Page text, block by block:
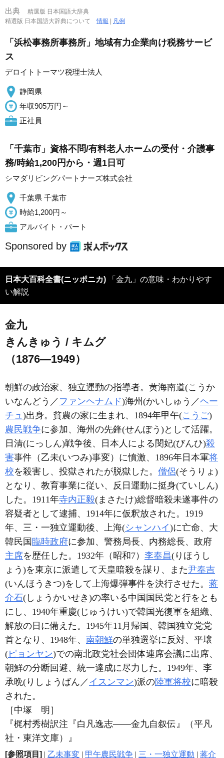
出典
精選版 日本国語大辞典
精選版 日本国語大辞典について情報 凡例
「浜松事務所事務所」地域有力企業向け税務サービ
ス
デロイトトーマツ税理士法人
静岡県
年収905万円～
正社員
「千葉市」資格不問/有料老人ホームの受付・介護事
務/時給1,200円から・週1日可
シマダリビングパートナーズ株式会社
千葉県 千葉市
時給1,200円～
アルバイト・パート
Sponsored by
日本大百科全書(ニッポニカ)
い解説
金九
きんきゅう / キムグ
（1876―1949）
朝鮮の政治家、独立運動の指導者。黄海南道(こうか
いなんどう／ ファンヘナムド)海州(かいしゅう／ヘー
チュ)出身。貧農の家に生まれ、1894年甲午(こうご)
農民戦争に参加、海州の先鋒(せんぽう)として活躍。
日清(にっしん)戦争後、日本人による閔妃(びんひ)殺
害事件（乙未(いつみ)事変）に憤激、1896年日本軍将
校を殺害し、投獄されたが脱獄した。 僧侶(そうりょ)
となり、教育事業に従い、反日運動に挺身(ていしん)
した。1911年寺内正毅(まさたけ)総督暗殺未遂事件の
容疑者として逮捕、1914年に仮釈放された。1919
年、三・一独立運動後、上海(シャンハイ)に亡命、大
韓民国 臨時政府に参加、警務局長、内務総長、政府
主席を歴任した。1932年（昭和7） 李奉昌(りほうし
ょう)を東京に派遣して天皇暗殺を謀り、また尹奉吉
(いんほうきつ)をして上海爆弾事件を決行させた。 蒋
介石(しょうかいせき)の率いる中国国民党と行をとも
にし、1940年重慶(じゅうけい)で韓国光復軍を組織、
解放の日に備えた。1945年11月帰国、韓国独立党党
首となり、1948年、 南朝鮮の単独選挙に反対、平壌
(ピョンヤン)での南北政党社会団体連席会議に出席、
朝鮮の分断回避、統一達成に尽力した。1949年、李
承晩(りしょうばん／ イスンマン)派の陸軍将校に暗殺
された。
［中塚 明］
『梶村秀樹訳注『白凡逸志――金九自叙伝』（平凡
社・東洋文庫）』
[参照項目] | 乙未事変 | 甲午農民戦争 | 三・一独立運動 | 蒋介